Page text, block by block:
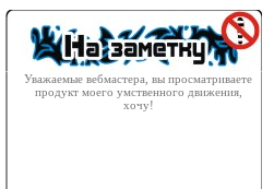
Уважаемые вебмастера, вы просматриваете
продукт моего умственного движения,
хочу!